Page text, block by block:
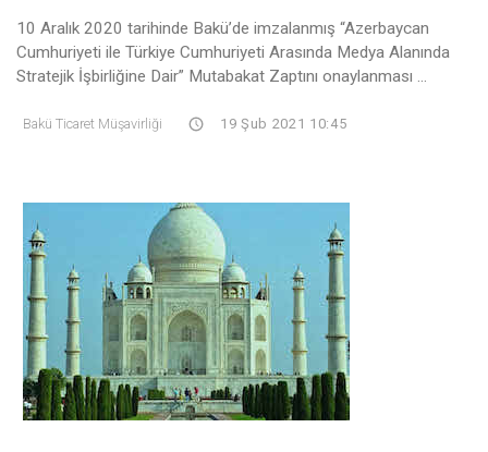
10 Aralık 2020 tarihinde Bakü’de imzalanmış “Azerbaycan
Cumhuriyeti ile Türkiye Cumhuriyeti Arasında Medya Alanında
Stratejik İşbirliğine Dair” Mutabakat Zaptını onaylanması ...
Bakü Ticaret Müşavirliği 19 Şub 2021 10:45